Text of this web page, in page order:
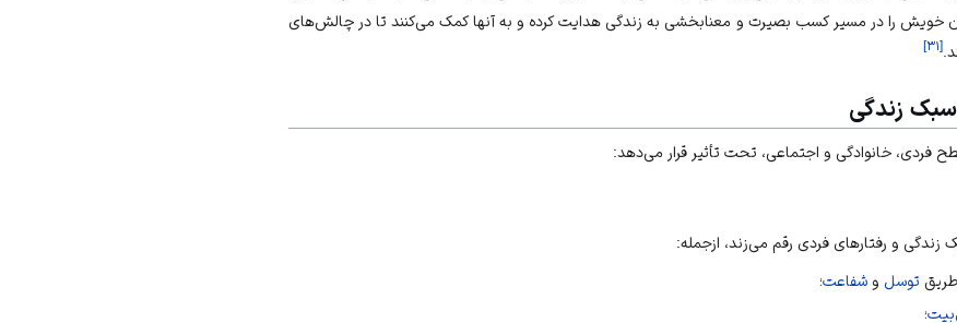
خویش را در مسیر کسب بصیرت و معنابخشی به زندگی هدایت کرده و به آنها کمک می‌کنند تا در چالش‌های
[۳۱]
سبک زندگی
فردی، خانوادگی و اجتماعی، تحت تأثیر قرار می‌دهد:
زندگی و رفتارهای فردی رقم می‌زند، ازجمله:
توسل وشفاعت؛
؛